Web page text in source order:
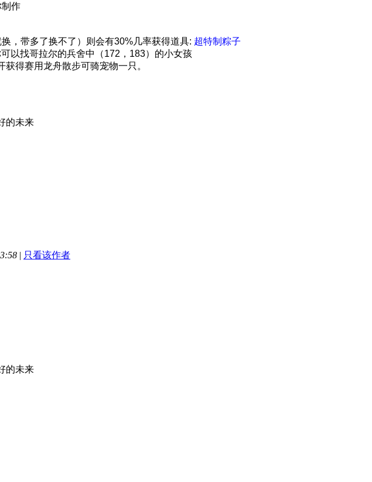
作
，带多了换不了）则会有30%几率获得道具: 超特制粽子
以找哥拉尔的兵舍中（172，183）的小女孩
得赛用龙舟散步可骑宠物一只。
的未来
| 只看该作者
的未来